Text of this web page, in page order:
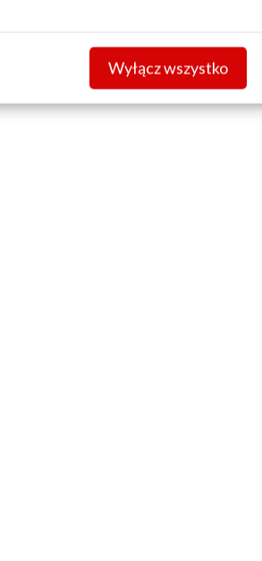
Wyłącz wszystko